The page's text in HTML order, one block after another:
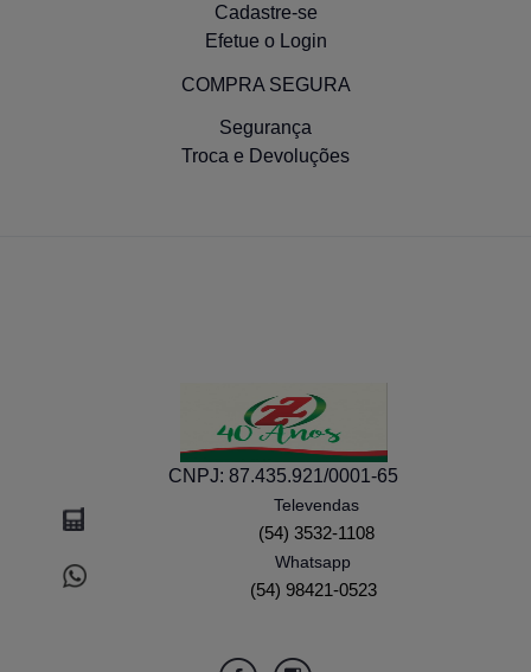
Cadastre-se
Efetue o Login
COMPRA SEGURA
Segurança
Troca e Devoluções
CNPJ: 87.435.921/0001-65
Televendas
(54) 3532-1108
Whatsapp
(54) 98421-0523